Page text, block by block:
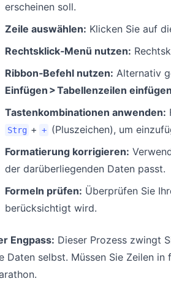
erscheinen soll.
Zeile auswählen: Klicken Sie auf
Rechtsklick‑Menü nutzen:
Ribbon‑Befehl nutzen: Alternativ
Einfügen > Tabellenzeilen einfügen
Tastenkombinationen anwenden:
Strg + + (Pluszeichen), um
Formatierung korrigieren:
der darüberliegenden Daten passt.
Formeln prüfen: Überprüfen Sie
berücksichtigt wird.
Engpass: Dieser Prozess zwingt
Daten selbst. Müssen Sie Zeilen